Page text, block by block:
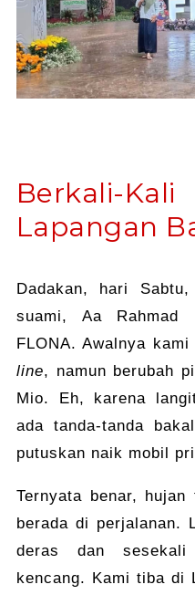
Berkali-
Lapangan
Dadakan, hari
suami, Aa Rahmad
FLONA. Awalnya
line, namun berubah
Mio. Eh, karena
ada tanda-tanda
putuskan naik mobil
Ternyata benar,
berada di perjalanan.
deras dan
kencang. Kami tiba di